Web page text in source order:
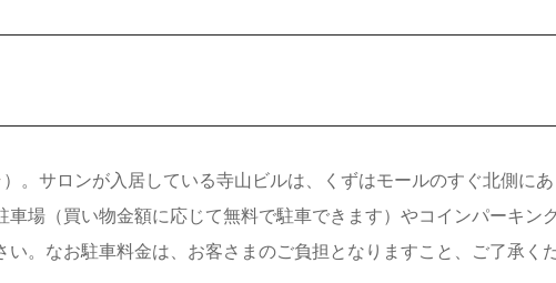
）。サロンが入居している寺山ビルは、くずはモールのすぐ北側に
場（買い物金額に応じて無料で駐車できます）やコインパーキン
。なお駐車料金は、お客さまのご負担となりますこと、ご了承く